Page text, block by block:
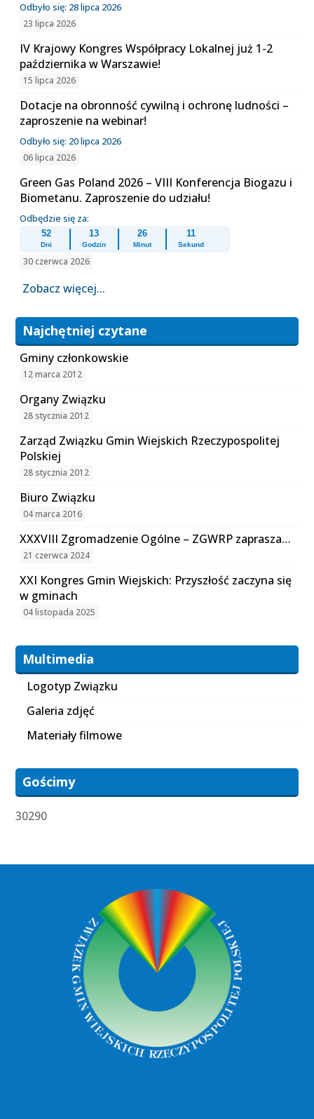
Odbyło się: 28 lipca 2026
23 lipca 2026
IV Krajowy Kongres Współpracy Lokalnej już 1-2
października w Warszawie!
15 lipca 2026
Dotacje na obronność cywilną i ochronę ludności –
zaproszenie na webinar!
Odbyło się: 20 lipca 2026
06 lipca 2026
Green Gas Poland 2026 – VIII Konferencja Biogazu i
Biometanu. Zaproszenie do udziału!
Odbędzie się za:
52
Dni
13
Godzin
26
Minut
11
Sekund
30 czerwca 2026
Zobacz więcej...
Najchętniej czytane
Gminy członkowskie
12 marca 2012
Organy Związku
28 stycznia 2012
Zarząd Związku Gmin Wiejskich Rzeczypospolitej
Polskiej
28 stycznia 2012
Biuro Związku
04 marca 2016
XXXVIII Zgromadzenie Ogólne – ZGWRP zaprasza…
21 czerwca 2024
XXI Kongres Gmin Wiejskich: Przyszłość zaczyna się
w gminach
04 listopada 2025
Multimedia
Logotyp Związku
Galeria zdjęć
Materiały filmowe
Gościmy
30290